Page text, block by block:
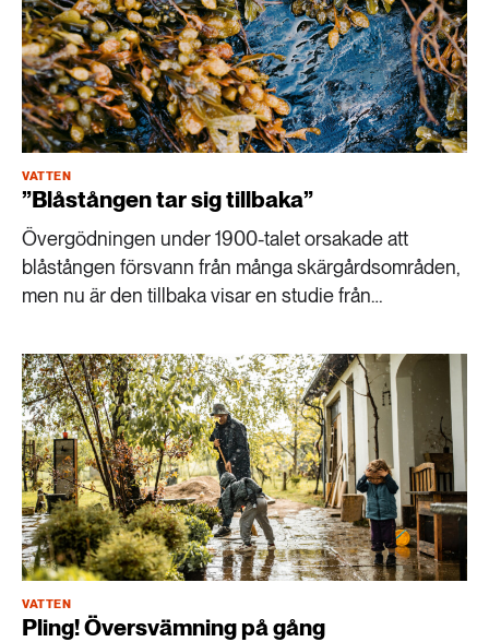
VATTEN
”Blåstången tar sig tillbaka”
Övergödningen under 1900-talet orsakade att
blåstången försvann från många skärgårdsområden,
men nu är den tillbaka visar en studie från
VATTEN
Pling! Översvämning på gång